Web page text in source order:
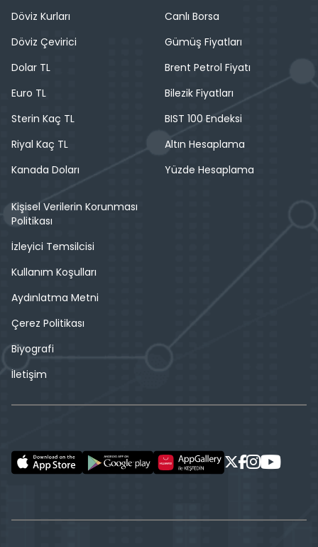
Döviz Kurları
Döviz Çevirici
Dolar TL
Euro TL
Sterin Kaç TL
Riyal Kaç TL
Kanada Doları
Canlı Borsa
Gümüş Fiyatları
Brent Petrol Fiyatı
Bilezik Fiyatları
BIST 100 Endeksi
Altın Hesaplama
Yüzde Hesaplama
Kişisel Verilerin Korunması
Politikası
İzleyici Temsilcisi
Kullanım Koşulları
Aydınlatma Metni
Çerez Politikası
Biyografi
İletişim